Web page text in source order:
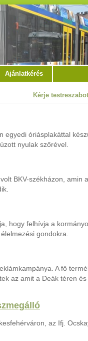
Ajánlatkérés
Kérje
egyedi óriásplakáttal
nyulak szőrével.
BKV-székházon, amin
hogy felhívja a
gondokra.
A fő
az amit a Deák téren és
az Ifj.